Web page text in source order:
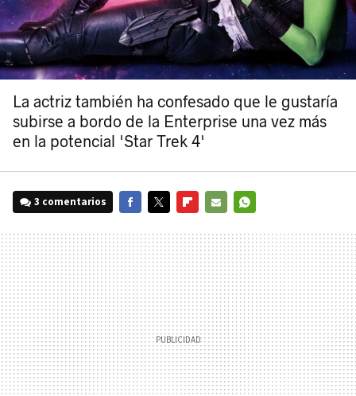
La actriz también ha confesado que le gustaría
subirse a bordo de la Enterprise una vez más
en la potencial 'Star Trek 4'
3 comentarios
MAIL